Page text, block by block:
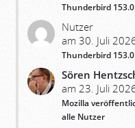
Thunderbird
Nutzer
am 30. Juli
Thunderbird
Sören
am 23. Juli
Mozilla
alle Nutzer